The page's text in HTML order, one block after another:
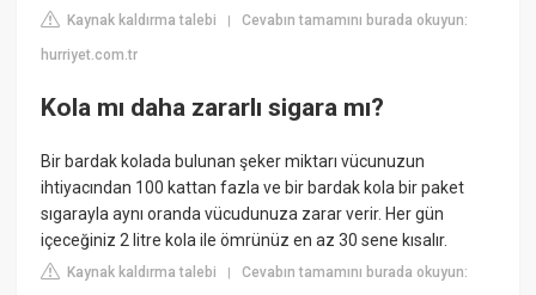
Kaynak kaldırma talebi |Cevabın tamamını burada okuyun:
hurriyet.com.tr
Kola mı daha zararlı sigara mı?
Bir bardak kolada bulunan şeker miktarı vücunuzun
ihtiyacından 100 kattan fazla ve bir bardak kola bir paket
sıgarayla aynı oranda vücudunuza zarar verir. Her gün
içeceğiniz 2 litre kola ile ömrünüz en az 30 sene kısalır.
Kaynak kaldırma talebi |Cevabın tamamını burada okuyun: